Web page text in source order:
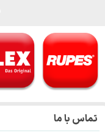
تماس با ما